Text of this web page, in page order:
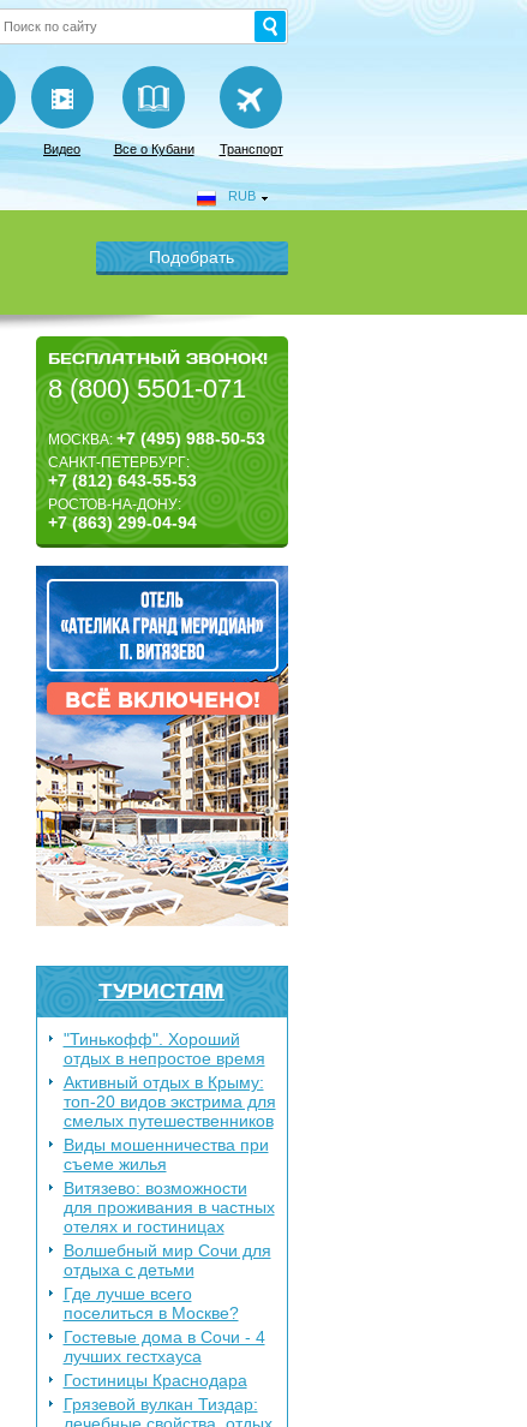
Видео Все о Кубани Транспорт
RUB
БЕСПЛАТНЫЙ ЗВОНОК!
8 (800) 5501-071
МОСКВА:+7 (495) 988-50-53
САНКТ-ПЕТЕРБУРГ:
+7 (812) 643-55-53
РОСТОВ-НА-ДОНУ:
+7 (863) 299-04-94
ТУРИСТАМ
"Тинькофф". Хороший
отдых в непростое время
Активный отдых в Крыму:
топ-20 видов экстрима для
смелых путешественников
Виды мошенничества при
съеме жилья
Витязево: возможности
для проживания в частных
отелях и гостиницах
Волшебный мир Сочи для
отдыха с детьми
Где лучше всего
поселиться в Москве?
Гостевые дома в Сочи - 4
лучших гестхауса
Гостиницы Краснодара
Грязевой вулкан Тиздар: